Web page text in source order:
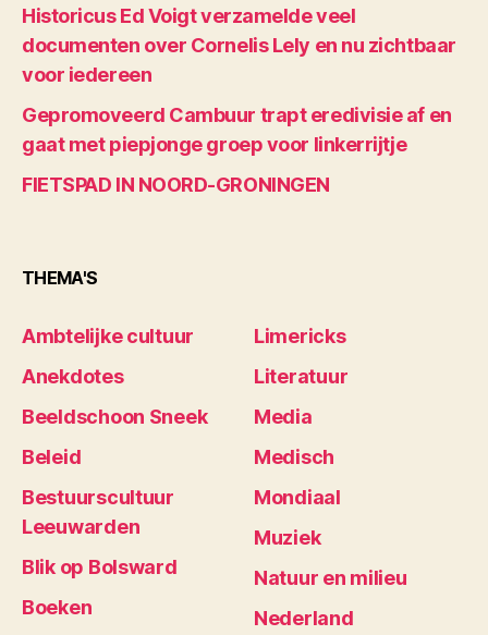
Historicus Ed Voigt verzamelde veel
documenten over Cornelis Lely en nu zichtbaar
voor iedereen
Gepromoveerd Cambuur trapt eredivisie af en
gaat met piepjonge groep voor linkerrijtje
FIETSPAD IN NOORD-GRONINGEN
THEMA'S
Ambtelijke cultuur
Anekdotes
Beeldschoon Sneek
Beleid
Bestuurscultuur
Leeuwarden
Blik op Bolsward
Boeken
Limericks
Literatuur
Media
Medisch
Mondiaal
Muziek
Natuur en milieu
Nederland